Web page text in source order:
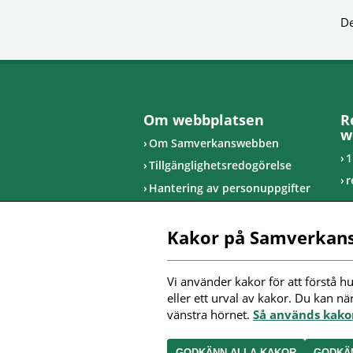
Om webbplatsen
Om Samverkanswebben
Tillgänglighetsredogörelse
Hantering av personuppgifter
Kakor på
Vi använder kakor för att förstå
eller ett urval av kakor. Du kan
vänstra hörnet. Så används